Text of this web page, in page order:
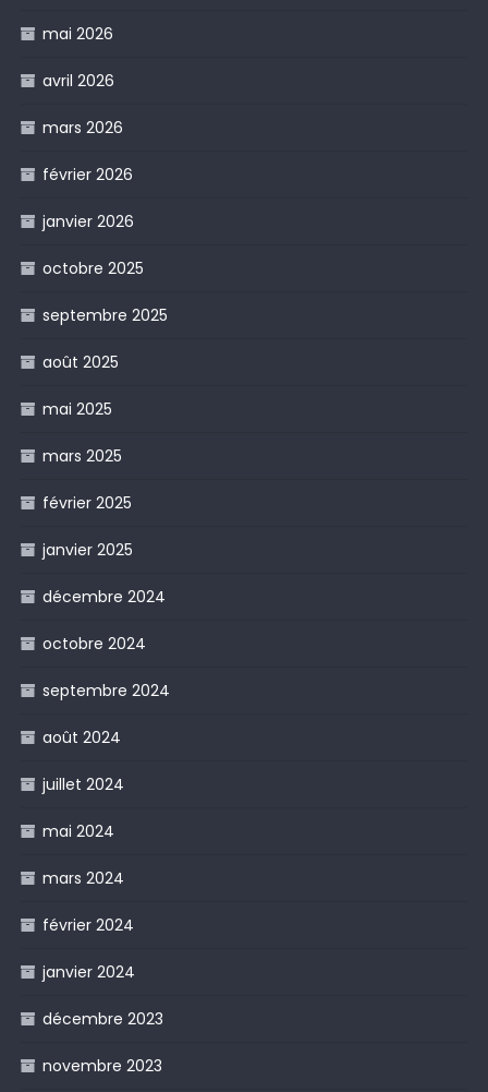
mai 2026
avril 2026
mars 2026
février 2026
janvier 2026
octobre 2025
septembre 2025
août 2025
mai 2025
mars 2025
février 2025
janvier 2025
décembre 2024
octobre 2024
septembre 2024
août 2024
juillet 2024
mai 2024
mars 2024
février 2024
janvier 2024
décembre 2023
novembre 2023